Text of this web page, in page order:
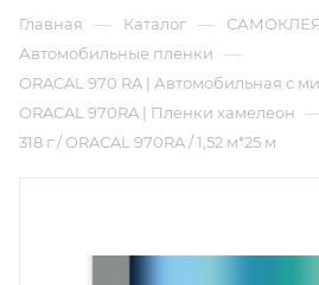
Главная — Каталог —
Автомобильные пленки —
ORACAL 970 RA | Автомобильная с
ORACAL 970RA | Пленки хамелеон
318 г / ORACAL 970RA / 1,52 м*25 м